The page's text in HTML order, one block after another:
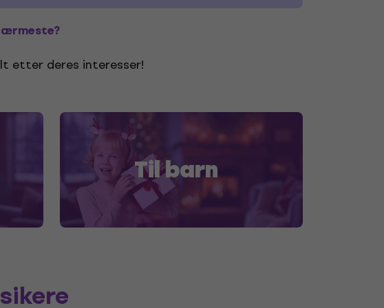
etter deres interesser!
Til barn